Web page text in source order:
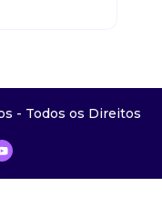
- Todos os Direitos